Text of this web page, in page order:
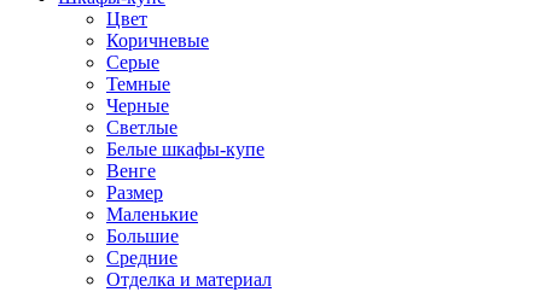
Цвет
Коричневые
Серые
Темные
Черные
Светлые
Белые шкафы-купе
Венге
Размер
Маленькие
Большие
Средние
Отделка и материал